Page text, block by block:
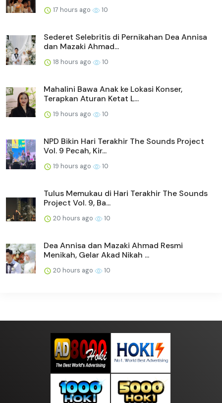
17 hours ago 10
Sederet Selebritis di Pernikahan Dea Annisa
dan Mazaki Ahmad...
18 hours ago 10
Mahalini Bawa Anak ke Lokasi Konser,
Terapkan Aturan Ketat L...
19 hours ago 10
NPD Bikin Hari Terakhir The Sounds Project
Vol. 9 Pecah, Kir...
19 hours ago 10
Tulus Memukau di Hari Terakhir The Sounds
Project Vol. 9, Ba...
20 hours ago 10
Dea Annisa dan Mazaki Ahmad Resmi
Menikah, Gelar Akad Nikah ...
20 hours ago 10